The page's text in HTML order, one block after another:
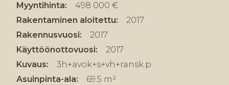
Myyntihinta:
498 000 €
Rakentaminen aloitettu:
2017
Rakennusvuosi:
2017
Käyttöönottovuosi:
2017
Kuvaus:
3h+avok+s+vh+ransk.p
Asuinpinta-ala:
69.5 m²